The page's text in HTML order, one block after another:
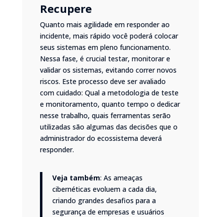
Recupere
Quanto mais agilidade em responder ao
incidente, mais rápido você poderá colocar
seus sistemas em pleno funcionamento.
Nessa fase, é crucial testar, monitorar e
validar os sistemas, evitando correr novos
riscos. Este processo deve ser avaliado
com cuidado: Qual a metodologia de teste
e monitoramento, quanto tempo o dedicar
nesse trabalho, quais ferramentas serão
utilizadas são algumas das decisões que o
administrador do ecossistema deverá
responder.
Veja também: As ameaças
cibernéticas evoluem a cada dia,
criando grandes desafios para a
segurança de empresas e usuários